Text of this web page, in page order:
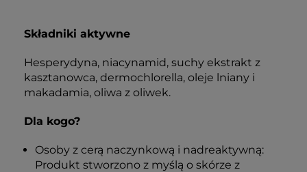
Składniki aktywne
Hesperydyna, niacynamid, suchy ekstrakt z
kasztanowca, dermochlorella, oleje lniany i
makadamia, oliwa z oliwek.
Dla kogo?
Osoby z cerą naczynkową i nadreaktywną:
Produkt stworzono z myślą o skórze z